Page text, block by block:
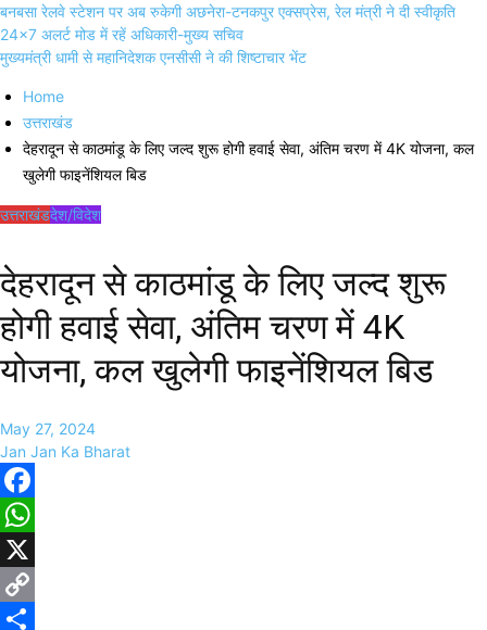
बनबसा रेलवे स्टेशन पर अब रुकेगी अछनेरा-टनकपुर एक्सप्रेस, रेल मंत्री ने दी स्वीकृति
24×7 अलर्ट मोड में रहें अधिकारी-मुख्य सचिव
मुख्यमंत्री धामी से महानिदेशक एनसीसी ने की शिष्टाचार भेंट
Home
उत्तराखंड
देहरादून से काठमांडू के लिए जल्द शुरू होगी हवाई सेवा, अंतिम चरण में 4K योजना, कल
खुलेगी फाइनेंशियल बिड
उत्तराखंडदेश/विदेश
देहरादून से काठमांडू के लिए जल्द शुरू
होगी हवाई सेवा, अंतिम चरण में 4K
योजना, कल खुलेगी फाइनेंशियल बिड
May 27, 2024
Jan Jan Ka Bharat
Facebook
WhatsApp
X
Copy